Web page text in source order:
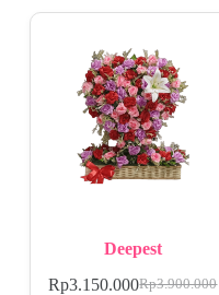
Deepest
Rp3.900.000
Rp3.150.000